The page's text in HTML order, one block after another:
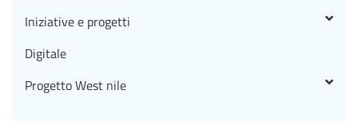
Iniziative e progetti
Digitale
Progetto West nile